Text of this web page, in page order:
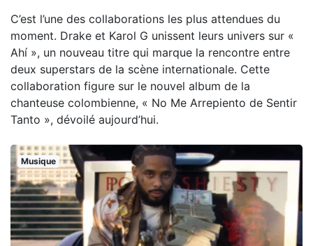
C’est l’une des collaborations les plus attendues du
moment. Drake et Karol G unissent leurs univers sur «
Ahí », un nouveau titre qui marque la rencontre entre
deux superstars de la scène internationale. Cette
collaboration figure sur le nouvel album de la
chanteuse colombienne, « No Me Arrepiento de Sentir
Tanto », dévoilé aujourd’hui.
Musique